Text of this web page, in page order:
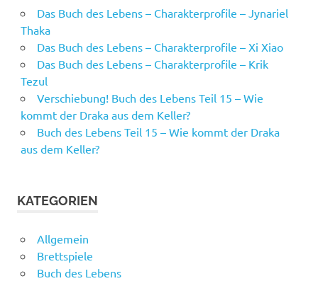
Das Buch des Lebens – Charakterprofile – Jynariel
Thaka
Das Buch des Lebens – Charakterprofile – Xi Xiao
Das Buch des Lebens – Charakterprofile – Krik
Tezul
Verschiebung! Buch des Lebens Teil 15 – Wie
kommt der Draka aus dem Keller?
Buch des Lebens Teil 15 – Wie kommt der Draka
aus dem Keller?
KATEGORIEN
Allgemein
Brettspiele
Buch des Lebens